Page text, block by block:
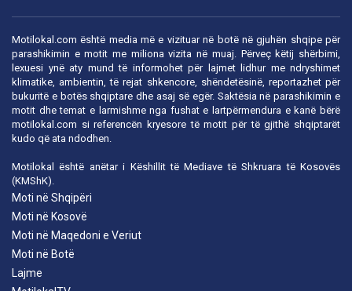
Motilokal.com është media më e vizituar në botë në gjuhën shqipe për
parashikimin e motit me miliona vizita në muaj. Përveç këtij shërbimi,
lexuesi ynë aty mund të informohet për lajmet lidhur me ndryshimet
klimatike, ambientin, të rejat shkencore, shëndetësinë, reportazhet për
bukuritë e botës shqiptare dhe asaj së egër. Saktësia në parashikimin e
motit dhe temat e larmishme nga fushat e lartpërmendura e kanë bërë
motilokal.com si referencën kryesore të motit për të gjithë shqiptarët
kudo që ata ndodhen.
Motilokal është anëtar i Këshillit të Mediave të Shkruara të Kosovës
(KMShK).
Moti në Shqipëri
Moti në Kosovë
Moti në Maqedoni e Veriut
Moti në Botë
Lajme